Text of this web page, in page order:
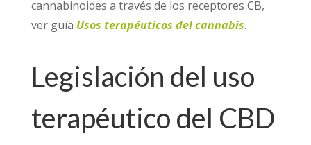
cannabinoides a través de los receptores CB,
ver guía Usos terapéuticos del cannabis.
Legislación del uso
terapéutico del CBD